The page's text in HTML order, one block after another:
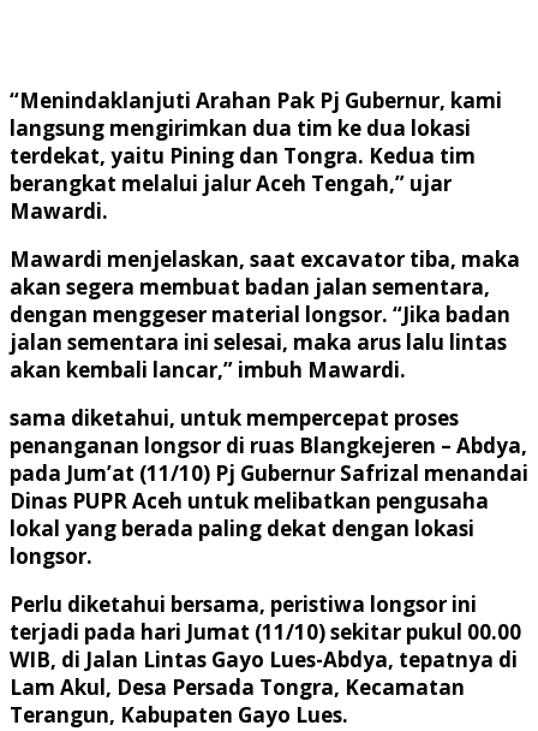
“Menindaklanjuti Arahan Pak Pj Gubernur, kami
langsung mengirimkan dua tim ke dua lokasi
terdekat, yaitu Pining dan Tongra. Kedua tim
berangkat melalui jalur Aceh Tengah,” ujar
Mawardi.
Mawardi menjelaskan, saat excavator tiba, maka
akan segera membuat badan jalan sementara,
dengan menggeser material longsor. “Jika badan
jalan sementara ini selesai, maka arus lalu lintas
akan kembali lancar,” imbuh Mawardi.
sama diketahui, untuk mempercepat proses
penanganan longsor di ruas Blangkejeren – Abdya,
pada Jum’at (11/10) Pj Gubernur Safrizal menandai
Dinas PUPR Aceh untuk melibatkan pengusaha
lokal yang berada paling dekat dengan lokasi
longsor.
Perlu diketahui bersama, peristiwa longsor ini
terjadi pada hari Jumat (11/10) sekitar pukul 00.00
WIB, di Jalan Lintas Gayo Lues-Abdya, tepatnya di
Lam Akul, Desa Persada Tongra, Kecamatan
Terangun, Kabupaten Gayo Lues.